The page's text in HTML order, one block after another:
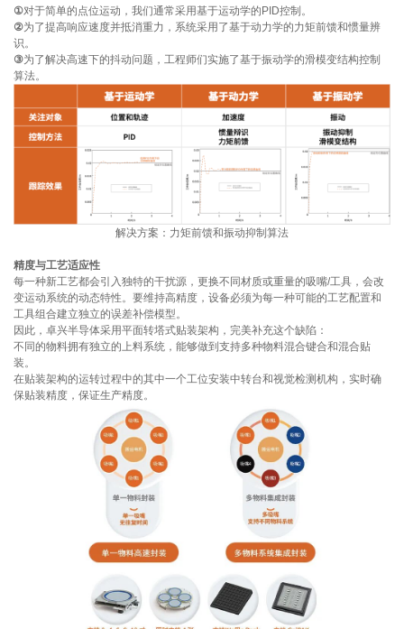
①对于简单的点位运动，我们通常采用基于运动学的PID控制。
②为了提高响应速度并抵消重力，系统采用了基于动力学的力矩前馈和惯量辨
识。
③为了解决高速下的抖动问题，工程师们实施了基于振动学的滑模变结构控制
算法。
解决方案：力矩前馈和振动抑制算法
精度与工艺适应性
每一种新工艺都会引入独特的干扰源，更换不同材质或重量的吸嘴/工具，会改
变运动系统的动态特性。要维持高精度，设备必须为每一种可能的工艺配置和
工具组合建立独立的误差补偿模型。
因此，卓兴半导体采用平面转塔式贴装架构，完美补充这个缺陷：
不同的物料拥有独立的上料系统，能够做到支持多种物料混合键合和混合贴
装。
在贴装架构的运转过程中的其中一个工位安装中转台和视觉检测机构，实时确
保贴装精度，保证生产精度。